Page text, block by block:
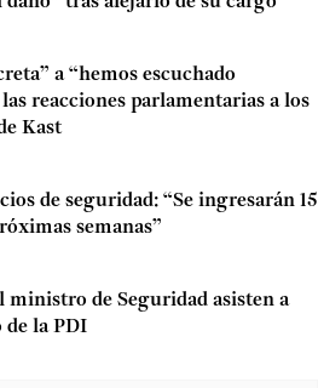
a “hemos escuchado
reacciones parlamentarias a los
Kast
de seguridad: “Se ingresarán 15
semanas”
ministro de Seguridad asisten a
la PDI